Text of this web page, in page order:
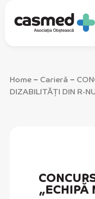
Home – Carieră –
DIZABILITĂŢI DIN R-